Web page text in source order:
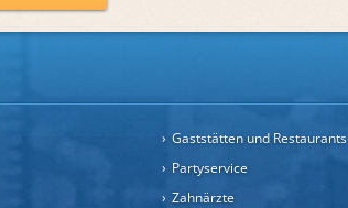
Gaststätten und Restaurants
Partyservice
Zahnärzte